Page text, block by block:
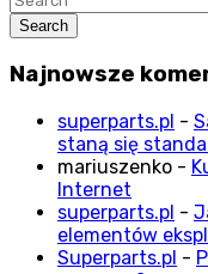
Search
Najnowsze
superparts.pl -
staną się
mariuszenko -
Internet
superparts.pl -
elementów
Superparts.pl -